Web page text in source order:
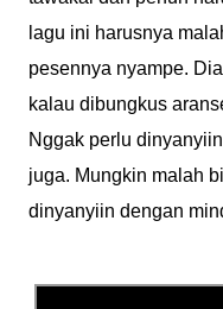
lagu ini harusnya
pesennya nyampe.
kalau dibungkus
Nggak perlu
juga. Mungkin malah
dinyanyiin dengan